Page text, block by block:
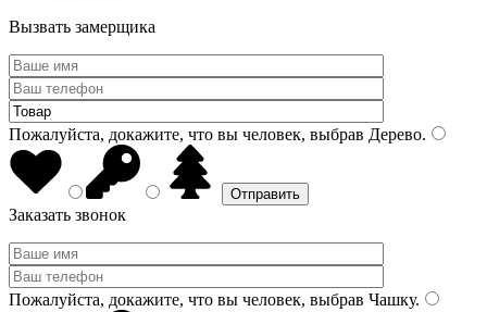
Вызвать замерщика
Пожалуйста, докажите, что вы человек, выбрав Дерево.
Заказать звонок
Пожалуйста, докажите, что вы человек, выбрав Чашку.